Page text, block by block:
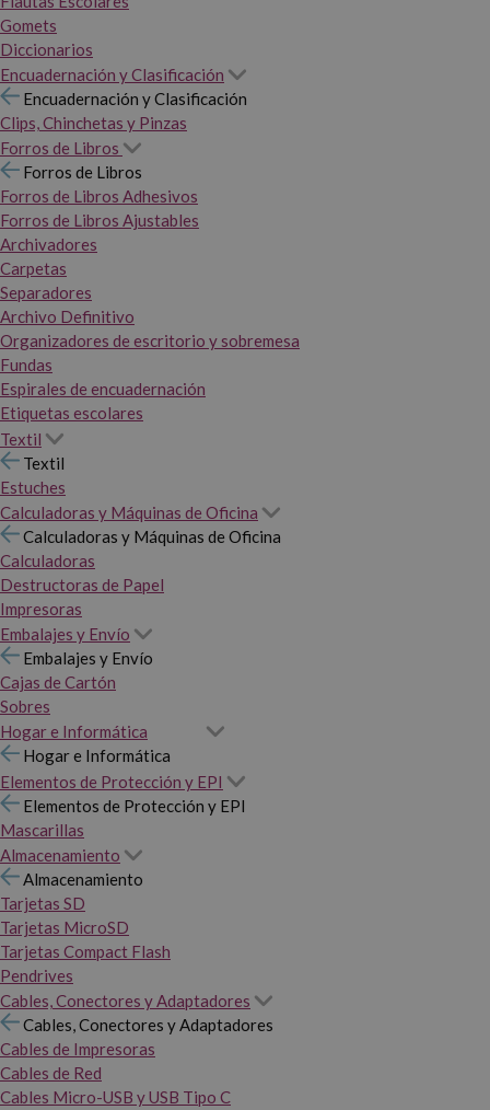
Gomets
Diccionarios
Encuadernación y Clasificación
Encuadernación y Clasificación
Clips, Chinchetas y Pinzas
Forros de Libros
Forros de Libros
Forros de Libros Adhesivos
Forros de Libros Ajustables
Archivadores
Carpetas
Separadores
Archivo Definitivo
Organizadores de escritorio y sobremesa
Fundas
Espirales de encuadernación
Etiquetas escolares
Textil
Textil
Estuches
Calculadoras y Máquinas de Oficina
Calculadoras y Máquinas de Oficina
Calculadoras
Destructoras de Papel
Impresoras
Embalajes y Envío
Embalajes y Envío
Cajas de Cartón
Sobres
Hogar e Informática
Hogar e Informática
Elementos de Protección y EPI
Elementos de Protección y EPI
Mascarillas
Almacenamiento
Almacenamiento
Tarjetas SD
Tarjetas MicroSD
Tarjetas Compact Flash
Pendrives
Cables, Conectores y Adaptadores
Cables, Conectores y Adaptadores
Cables de Impresoras
Cables de Red
Cables Micro-USB y USB Tipo C